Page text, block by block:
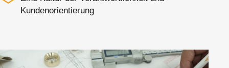
Kundenorientierung